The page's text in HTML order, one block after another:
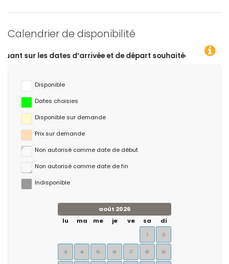
Calendrier de disponibilité
et de départ souhaitées !
Disponible
Dates choisies
Disponible sur demande
Prix ​​sur demande
Non autorisé comme date de début
Non autorisé comme date de fin
Indisponible
août 2026
lu
ma me je ve sa
di
1
2
3 4 5 6 7 8 9